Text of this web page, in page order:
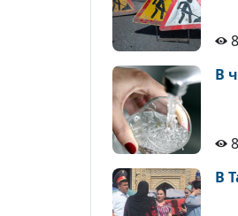
В
В